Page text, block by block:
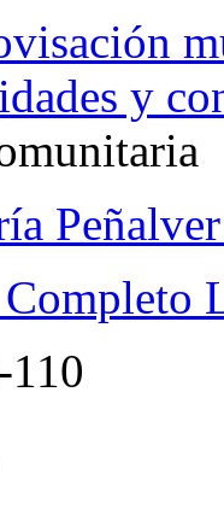
y
110